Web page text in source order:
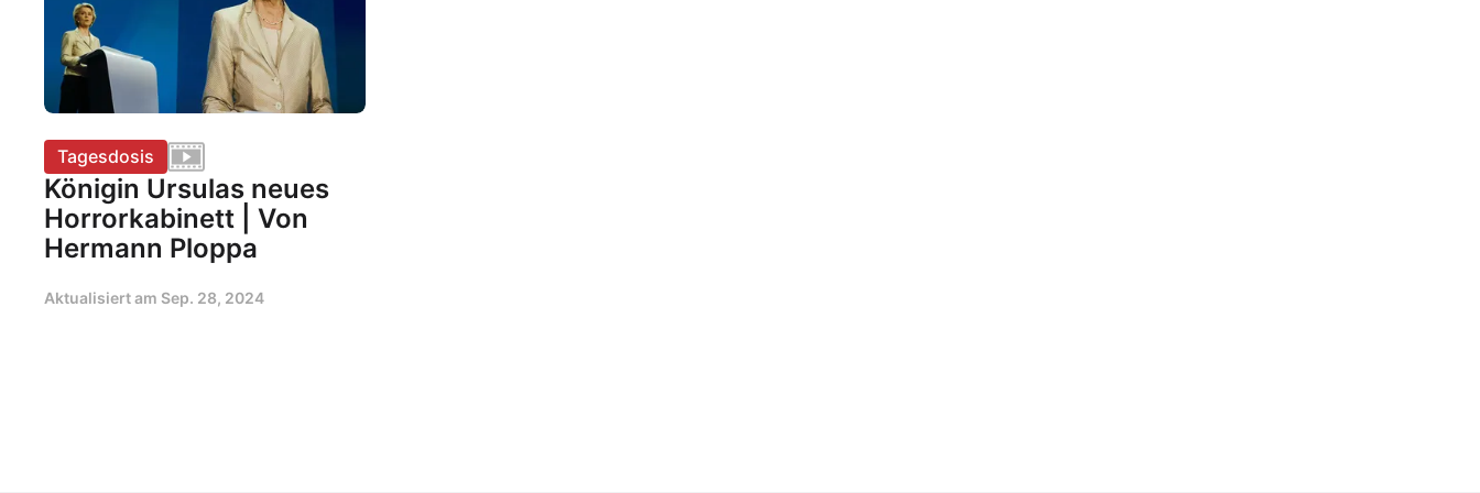
Tagesdosis
Königin Ursulas neues
Horrorkabinett | Von
Hermann Ploppa
Aktualisiert am Sep. 28, 2024